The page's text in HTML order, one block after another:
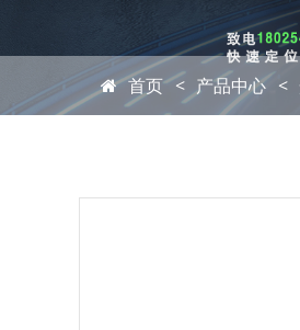
首页 产品中心